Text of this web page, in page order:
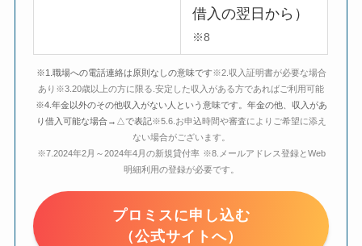
借入の翌日から）
※8
※1.職場への電話連絡は原則なしの意味です※2.収入証明書が必要な場合
あり※3.20歳以上の方に限る.安定した収入がある方であればご利用可能
※4.年金以外のその他収入がない人という意味です。年金の他、収入があ
り借入可能な場合→△で表記※5.6.お申込時間や審査によりご希望に添え
ない場合がございます。
※7.2024年2月～2024年4月の新規貸付率 ※8.メールアドレス登録とWeb
明細利用の登録が必要です。
プロミスに申し込む
（公式サイトへ）